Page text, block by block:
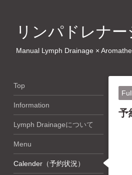
リンパドレナー
Manual Lymph Drainage ×
Full
予
Top
Information
Lymph Drainageについて
Menu
Calender（予約状況）